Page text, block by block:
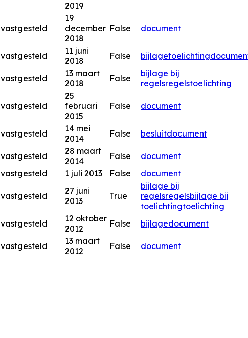
2019
vastgesteld
19
december
2018
False document
vastgesteld
11 juni
2018
False bijlagetoelichting
vastgesteld
13 maart
2018
False
bijlage bij
regelsregelstoelichting
vastgesteld
25
februari
2015
False document
vastgesteld
14 mei
2014
False besluitdocument
vastgesteld
28 maart
2014
False
document
vastgesteld 1 juli 2013 False document
vastgesteld
27 juni
2013
True
bijlage bij
regelsregelsbijlage bij
toelichtingtoelichting
vastgesteld
12 oktober
2012
False bijlagedocument
vastgesteld
13 maart
2012
False
document